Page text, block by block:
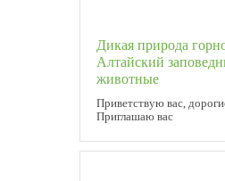
Дикая природа
Алтайский
животные
Приветствую вас,
Приглашаю вас